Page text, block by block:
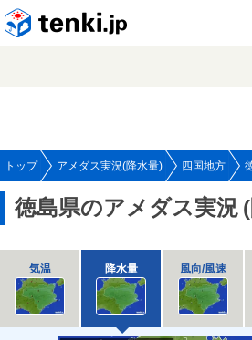
トップ アメダス実況(降水量) 四国地方
徳島県のアメダス実況
気温 降水量 風向/風速